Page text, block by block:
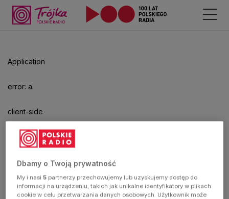
Application
error: a
client-side
exception
has
occurred
aby
odtwarzać.
Dbamy o Twoją prywatność
My i nasi5 partnerzy przechowujemy lub uzyskujemy dostęp do
informacji na urządzeniu, takich jak unikalne identyfikatory w plikach
cookie w celu przetwarzania danych osobowych. Użytkownik może